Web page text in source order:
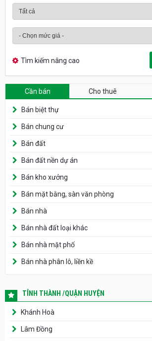
Tìm kiếm nâng cao
Cần bán Cho thuê
Bán biệt thự
Bán chung cư
Bán đất
Bán đất nền dự án
Bán kho xưởng
Bán mặt bằng, sàn văn phòng
Bán nhà
Bán nhà đất loại khác
Bán nhà mặt phố
Bán nhà phân lô, liền kề
TỈNH THÀNH /QUẬN HUYỆN
Khánh Hoà
Lâm Đồng